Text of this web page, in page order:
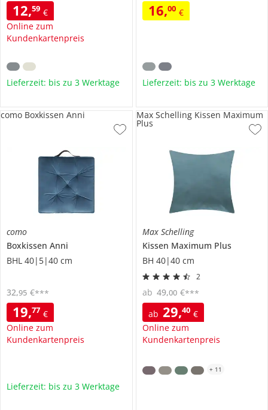
12,59 €
Online zum
Kundenkartenpreis
Lieferzeit: bis zu 3 Werktage
16,00 €
Lieferzeit: bis zu 3 Werktage
como
Boxkissen Anni
BHL 40|5|40 cm
19,77 €
Online zum
Kundenkartenpreis
32,95 €***
como Boxkissen Anni
Lieferzeit: bis zu 3 Werktage
Max Schelling
Kissen Maximum Plus
BH 40|40 cm
2
ab 29,40 €
Online zum
Kundenkartenpreis
ab 49,00 €***
Max Schelling Kissen Maximum
Plus
+ 11